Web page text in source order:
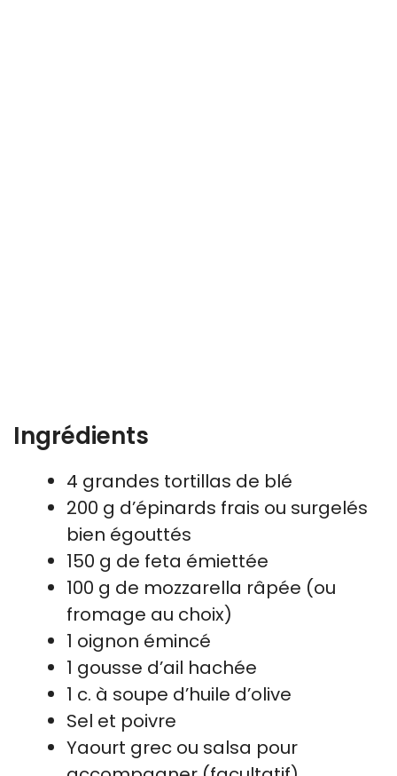
Ingrédients
4 grandes tortillas de blé
200 g d’épinards frais ou surgelés
bien égouttés
150 g de feta émiettée
100 g de mozzarella râpée (ou
fromage au choix)
1 oignon émincé
1 gousse d’ail hachée
1 c. à soupe d’huile d’olive
Sel et poivre
Yaourt grec ou salsa pour